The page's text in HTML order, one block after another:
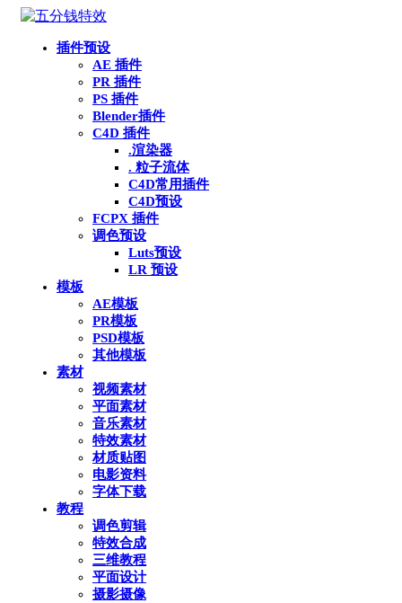
插件预设
AE 插件
PR 插件
PS 插件
Blender插件
C4D 插件
.渲染器
. 粒子流体
C4D常用插件
C4D预设
FCPX 插件
调色预设
Luts预设
LR 预设
模板
AE模板
PR模板
PSD模板
其他模板
素材
视频素材
平面素材
音乐素材
特效素材
材质贴图
电影资料
字体下载
教程
调色剪辑
特效合成
三维教程
平面设计
摄影摄像